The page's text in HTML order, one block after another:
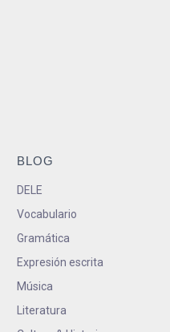
BLOG
DELE
Vocabulario
Gramática
Expresión escrita
Música
Literatura